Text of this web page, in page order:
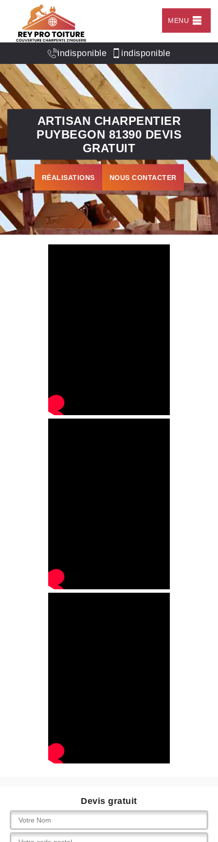
MENU
indisponible indisponible
ARTISAN CHARPENTIER
PUYBEGON 81390 DEVIS
GRATUIT
RÉALISATIONS NOUS CONTACTER
Devis gratuit